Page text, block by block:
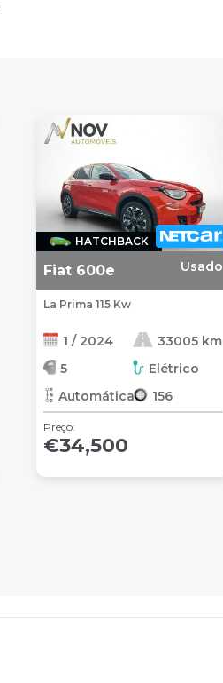
HATCHBACK
Fiat 600e Usado
La Prima 115 Kw
1 / 2024
5
Automática
33005 km
Elétrico
156
Preço:
€34,500